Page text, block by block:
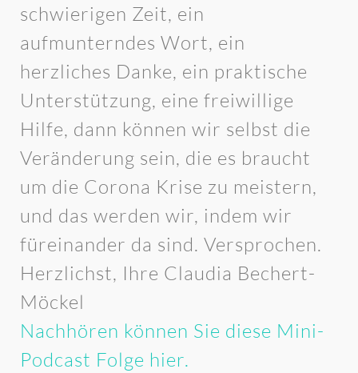
schwierigen Zeit, ein
aufmunterndes Wort, ein
herzliches Danke, ein praktische
Unterstützung, eine freiwillige
Hilfe, dann können wir selbst die
Veränderung sein, die es braucht
um die Corona Krise zu meistern,
und das werden wir, indem wir
füreinander da sind. Versprochen.
Herzlichst, Ihre Claudia Bechert-
Möckel
Nachhören können Sie diese Mini-
Podcast Folge hier.